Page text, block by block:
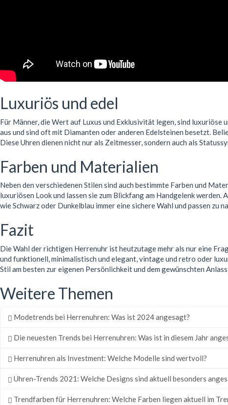
Luxuriös und edel
Für Männer, die Wert auf Luxus und Exklusivität legen, sind
aus und sind oft mit Diamanten oder anderen Edelsteinen besetzt.
Diese Uhren dienen nicht nur als Zeitmesser, sondern auch als
Farben und Materialien
Neben den verschiedenen Stilen sind auch bestimmte Farben und
luxuriösen Look und lassen sie zum Blickfang am Handgelenk
wie Schwarz oder Dunkelblau immer eine sichere Wahl und passen zu
Fazit
Die Wahl der richtigen Herrenuhr ist heutzutage mehr als nur eine
und funktionell, minimalistisch und elegant, vintage und retro oder
Stil am besten zur eigenen Persönlichkeit und dem gewünschten
Weitere Themen
Modetrends bei Herrenuhren: Was ist 2024 angesagt?
Die neuesten Trends bei Herrenuhren: Was ist in diesem Jahr
Herrenuhren als Investment: Welche Modelle sind wertvoll?
Uhren-Trends 2021: Welche Designs sind aktuell besonders
Trendfarben für Herrenuhren: Welche Farben liegen aktuell im